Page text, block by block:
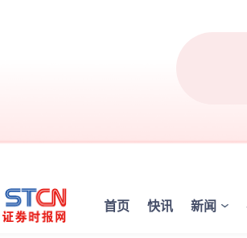
首页 快讯 新闻